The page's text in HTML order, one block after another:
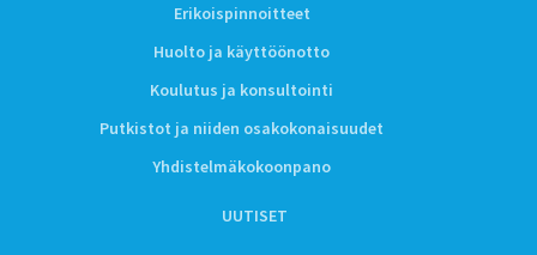
Erikoispinnoitteet
Huolto ja käyttöönotto
Koulutus ja konsultointi
Putkistot ja niiden osakokonaisuudet
Yhdistelmäkokoonpano
UUTISET